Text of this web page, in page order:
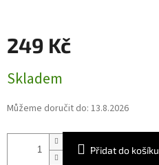
249 Kč
cena:
Skladem
Můžeme doručit do: 13.8.2026
Přidat do košíku